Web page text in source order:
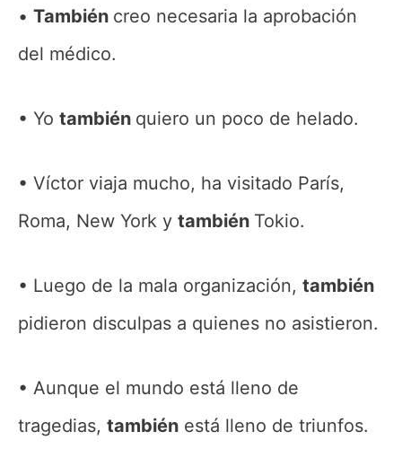
También creo necesaria la aprobación
del médico.
Yo también quiero un poco de helado.
Víctor viaja mucho, ha visitado París,
Roma, New York y también Tokio.
Luego de la mala organización, también
pidieron disculpas a quienes no asistieron.
Aunque el mundo está lleno de
tragedias, también está lleno de triunfos.